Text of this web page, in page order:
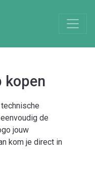
kopen
de
jouw
kom je direct in